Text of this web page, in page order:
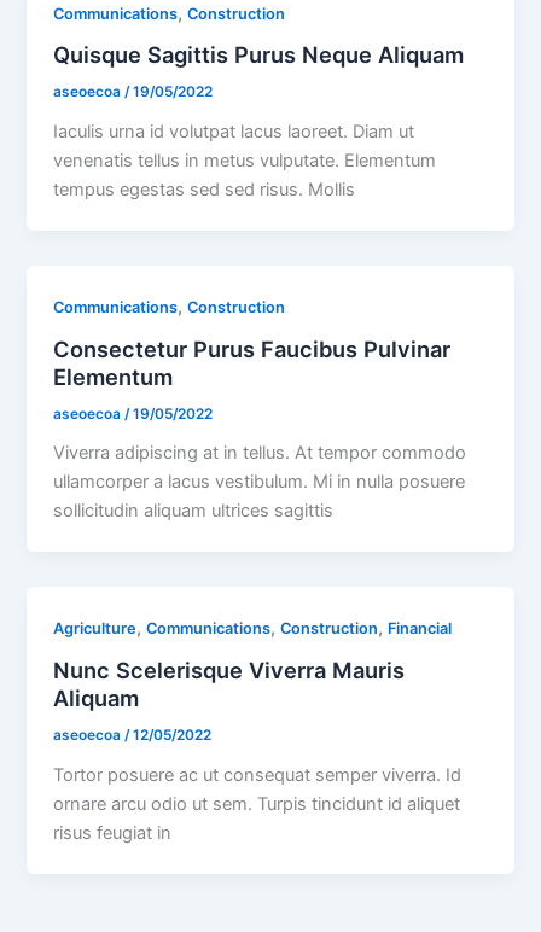
Communications,Construction
Quisque Sagittis Purus Neque Aliquam
aseoecoa/19/05/2022
Iaculis urna id volutpat lacus laoreet. Diam ut
venenatis tellus in metus vulputate. Elementum
tempus egestas sed sed risus. Mollis
Communications,Construction
Consectetur Purus Faucibus Pulvinar
Elementum
aseoecoa /19/05/2022
Viverra adipiscing at in tellus. At tempor commodo
ullamcorper a lacus vestibulum. Mi in nulla posuere
sollicitudin aliquam ultrices sagittis
Agriculture,Communications,Construction, Financial
Nunc Scelerisque Viverra Mauris
Aliquam
aseoecoa/12/05/2022
Tortor posuere ac ut consequat semper viverra. Id
ornare arcu odio ut sem. Turpis tincidunt id aliquet
risus feugiat in